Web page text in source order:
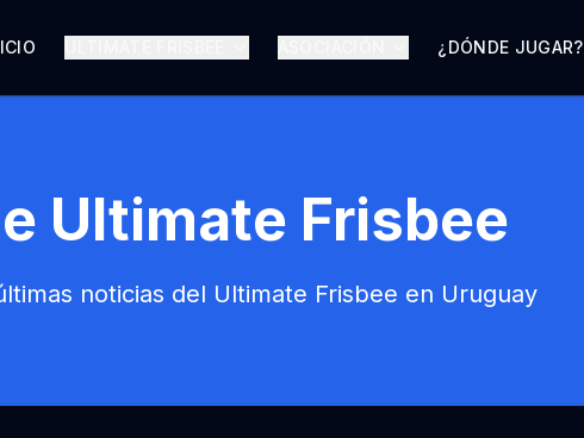
¿DÓNDE JUGAR?
Ultimate Frisbee
noticias del Ultimate Frisbee en Uruguay